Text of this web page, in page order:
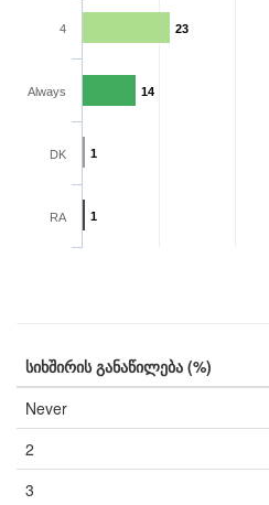
23
14
1
1
4
Always
DK
RA
სიხშირის განაწილება (%)
Never
2
3